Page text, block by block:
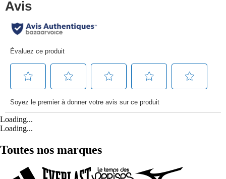
Loading...
Loading...
Toutes nos marques